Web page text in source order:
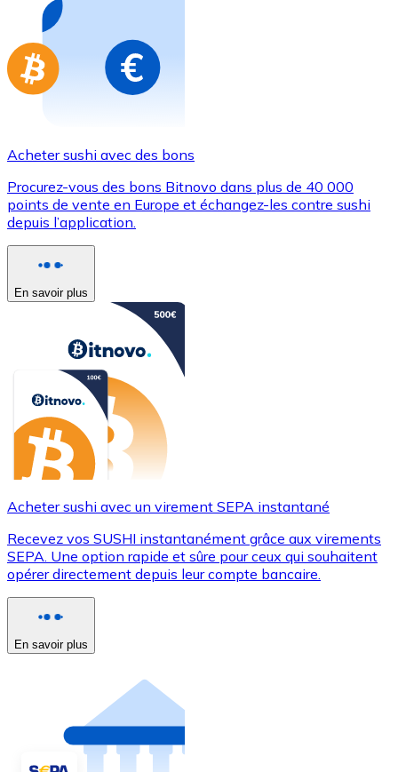
Aller à la boutique de cartes-cadeaux
Acheter sushi avec des bons
Procurez-vous des bons Bitnovo dans plus de 40 000
points de vente en Europe et échangez-les contre sushi
depuis l’application.
En savoir plus
Acheter sushi avec un virement SEPA instantané
Recevez vos SUSHI instantanément grâce aux virements
SEPA. Une option rapide et sûre pour ceux qui souhaitent
opérer directement depuis leur compte bancaire.
En savoir plus